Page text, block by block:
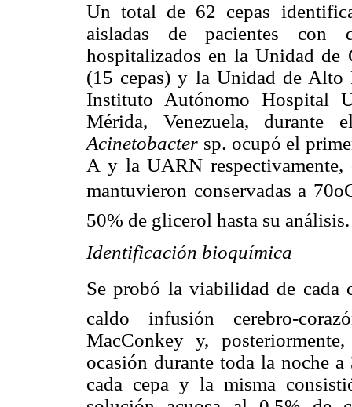
Un total de 62 cepas
aisladas de pacientes con
hospitalizados en la Unidad
(15 cepas) y la Unidad de Alto
Instituto Autónomo Hospital
Mérida, Venezuela,
Acinetobacter sp. ocupó el
A y la UARN respectivamente,
mantuvieron conservadas a
50% de glicerol hasta su análisis.
Identificación bioquímica
Se probó la viabilidad de cada
caldo infusión cerebro-
MacConkey y,
ocasión durante toda la noche
cada cepa y la misma